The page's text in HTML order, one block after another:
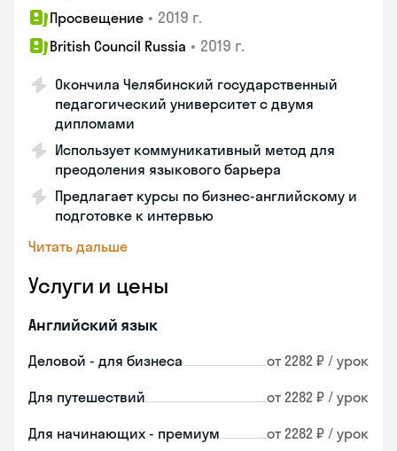
Просвещение • 2019 г.
British Council Russia • 2019 г.
Окончила Челябинский государственный
педагогический университет с двумя
дипломами
Использует коммуникативный метод для
преодоления языкового барьера
Предлагает курсы по бизнес-английскому и
подготовке к интервью
Читать дальше
Услуги и цены
Английский язык
Деловой - для бизнеса от 2282 ₽ / урок
Для путешествий от 2282 ₽ / урок
Для начинающих - премиум от 2282 ₽ / урок